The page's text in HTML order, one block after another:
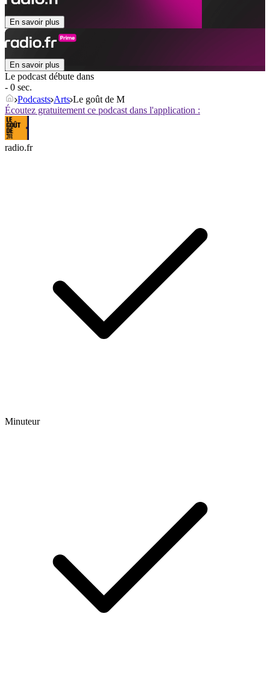
En savoir plus
En savoir plus
Le podcast débute dans
- 0 sec.
Podcasts Arts Le goût de M
Écoutez gratuitement ce podcast dans l'application :
radio.fr
Minuteur